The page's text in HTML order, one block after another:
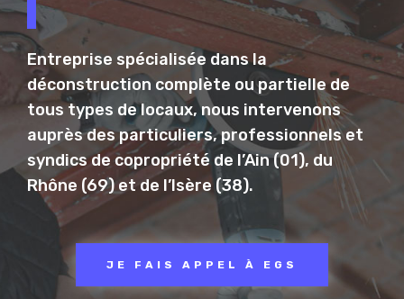
Entreprise spécialisée dans la
déconstruction complète ou partielle de
tous types de locaux, nous intervenons
auprès des particuliers, professionnels et
syndics de copropriété de l’Ain (01), du
Rhône (69) et de l’Isère (38).
JE FAIS APPEL À EGS